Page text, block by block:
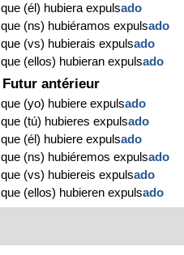
que (él) hubiera expulsado
que (ns) hubiéramos expulsado
que (vs) hubierais expulsado
que (ellos) hubieran expulsado
Futur antérieur
que (yo) hubiere expulsado
que (tú) hubieres expulsado
que (él) hubiere expulsado
que (ns) hubiéremos expulsado
que (vs) hubiereis expulsado
que (ellos) hubieren expulsado